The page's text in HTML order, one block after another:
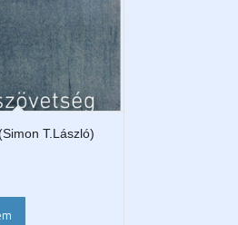
T.László)